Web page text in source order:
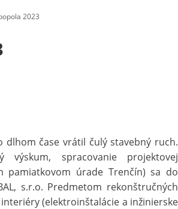
2023
dlhom čase vrátil čulý stavebný ruch.
výskum, spracovanie projektovej
pamiatkovom úrade Trenčín) sa do
s.r.o. Predmetom rekonštručných
(elektroinštalácie a inžinierske